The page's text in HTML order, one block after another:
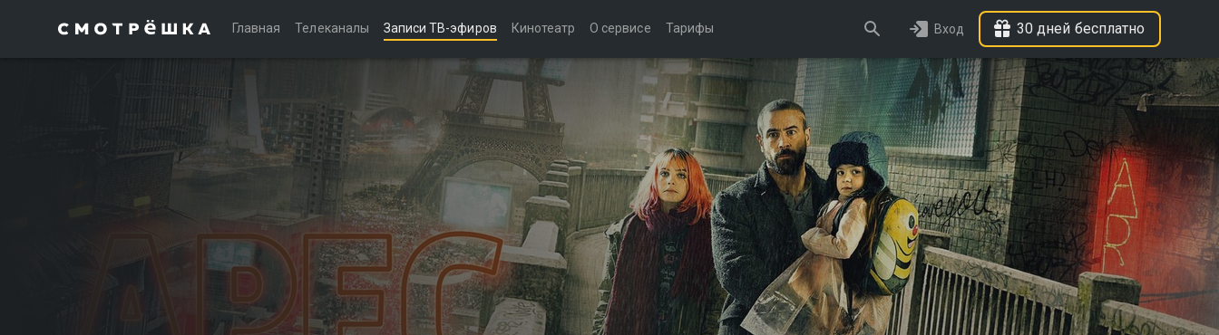
Главная Телеканалы Записи ТВ-эфиров Кинотеатр О сервисе Тарифы Вход 30 дней бесплатно